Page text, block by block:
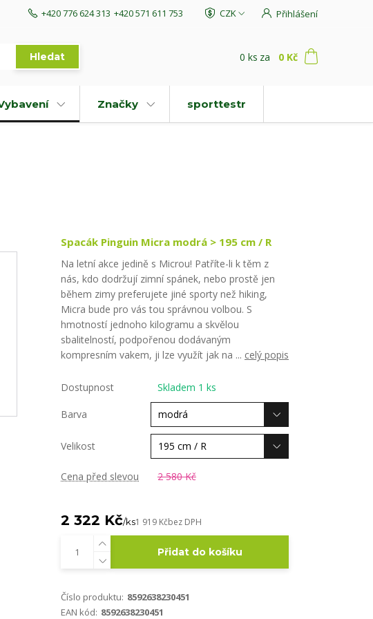
CZK Přihlášení
Hledat
+420 776 624 313 +420 571 611 753
0 ks za 0 Kč
Značky sporttestr
Spacák Pinguin Micra modrá > 195 cm / R
Na letní akce jedině s Microu! Patříte-li k těm z
nás, kdo dodržují zimní spánek, nebo prostě jen
během zimy preferujete jiné sporty než hiking,
Micra bude pro vás tou správnou volbou. S
hmotností jednoho kilogramu a skvělou
sbalitelností, podpořenou dodávaným
kompresním vakem, ji lze využít jak na ... celý popis
Dostupnost Skladem 1 ks
Barva
Velikost
Cena před slevou 2 580 Kč
2 322 Kč/ks1 919 Kčbez DPH
Přidat do košíku
Číslo produktu: 8592638230451
EAN kód: 8592638230451